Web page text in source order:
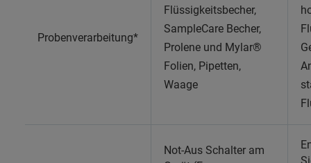
Probenverarbeitung*
Flüssigkeitsbecher,
SampleCare Becher,
Prolene und Mylar®
Folien, Pipetten,
Waage
Not-Aus Schalter am